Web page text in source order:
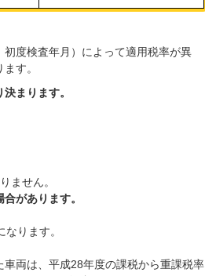
度検査年月）によって適用税率が異
す。
まります。
ません。
があります。
ります。
両は、平成28年度の課税から重課税率